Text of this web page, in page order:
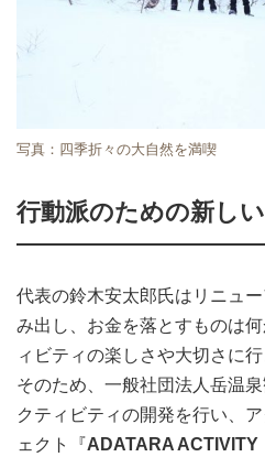
写真：四季折々の大自然を満喫
行動派のための新し
代表の鈴木安太郎氏はリニュ
み出し、お金を落とすものは
ィビティの楽しさや大切さに行
そのため、一般社団法人岳温
クティビティの開発を行い、
ェクト『ADATARA ACTIVITY